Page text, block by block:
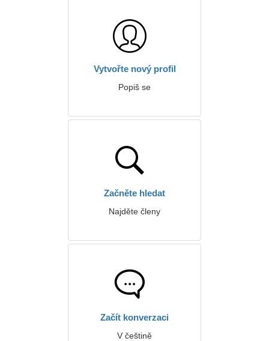
Vytvořte nový profil
Popiš se
Začněte hledat
Najděte členy
Začít konverzaci
V češtině